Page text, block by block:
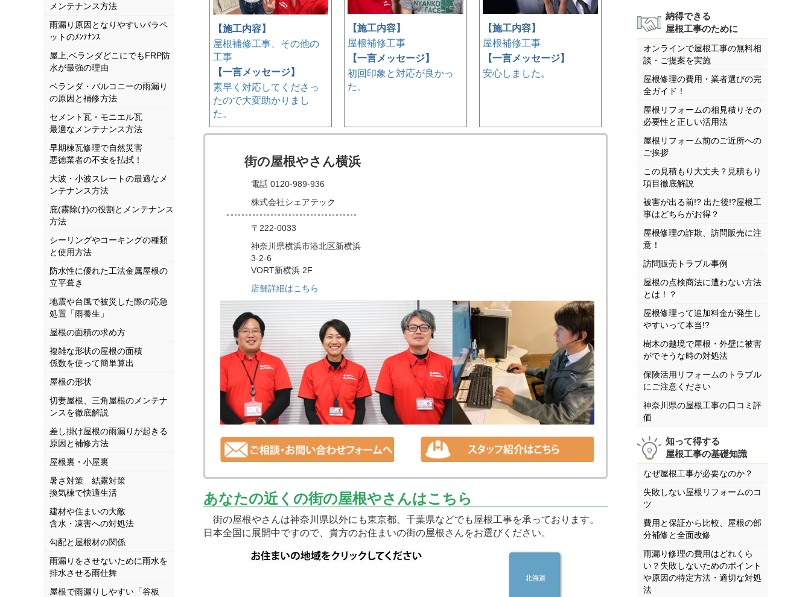
メンテナンス方法
雨漏り原因となりやすいパラペ
ットのﾒﾝﾃﾅﾝｽ
屋上,ベランダどこにでもFRP防
水が最強の理由
ベランダ・バルコニーの雨漏り
の原因と補修方法
セメント瓦・モニエル瓦
最適なメンテナンス方法
早期棟瓦修理で自然災害
悪徳業者の不安を払拭！
大波・小波スレートの最適なメ
ンテナンス方法
庇(霧除け)の役割とメンテナンス
方法
シーリングやコーキングの種類
と使用方法
防水性に優れた工法金属屋根の
立平葺き
地震や台風で被災した際の応急
処置「雨養生」
屋根の面積の求め方
複雑な形状の屋根の面積
係数を使って簡単算出
屋根の形状
切妻屋根、三角屋根のメンテナ
ンスを徹底解説
差し掛け屋根の雨漏りが起きる
原因と補修方法
屋根裏・小屋裏
暑さ対策 結露対策
換気棟で快適生活
建材や住まいの大敵
含水・凍害への対処法
勾配と屋根材の関係
雨漏りをさせないために雨水を
排水させる雨仕舞
屋根で雨漏りしやすい「谷板
【施工内容】
屋根補修工事、その他の
工事
【一言メッセージ】
素早く対応してくださっ
たので大変助かりまし
た。
【施工内容】
屋根補修工事
【一言メッセージ】
初回印象と対応が良かっ
た。
【施工内容】
屋根補修工事
【一言メッセージ】
安心しました。
街の屋根やさん横浜
電話 0120-989-936
株式会社シェアテック
〒222-0033
神奈川県横浜市港北区新横浜
3-2-6
VORT新横浜 2F
店舗詳細はこちら
あなたの近くの街の屋根やさんはこちら
街の屋根やさんは神奈川県以外にも東京都、千葉県などでも屋根工事を承っております。
日本全国に展開中ですので、貴方のお住まいの街の屋根さんをお選びください。
納得できる
屋根工事のために
オンラインで屋根工事の無料相
談・ご提案を実施
屋根修理の費用・業者選びの完
全ガイド！
屋根リフォームの相見積りその
必要性と正しい活用法
屋根リフォーム前のご近所への
ご挨拶
この見積もり大丈夫？見積もり
項目徹底解説
被害が出る前!? 出た後!?屋根工
事はどちらがお得？
屋根修理の詐欺、訪問販売に注
意！
訪問販売トラブル事例
屋根の点検商法に遭わない方法
とは！？
屋根修理って追加料金が発生し
やすいって本当!?
樹木の越境で屋根・外壁に被害
がでそうな時の対処法
保険活用リフォームのトラブル
にご注意ください
神奈川県の屋根工事の口コミ評
価
知って得する
屋根工事の基礎知識
なぜ屋根工事が必要なのか？
失敗しない屋根リフォームのコ
ツ
費用と保証から比較、屋根の部
分補修と全面改修
雨漏り修理の費用はどれくら
い？失敗しないためのポイント
や原因の特定方法・適切な対処
法